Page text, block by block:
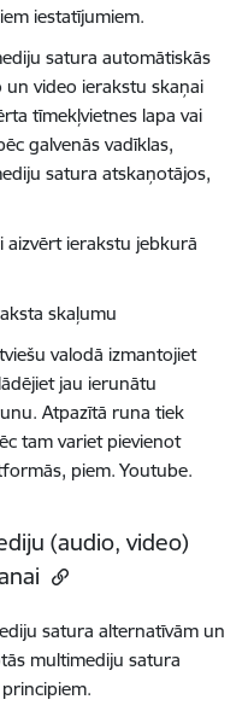
iestatījumiem.
satura automātiskās
video ierakstu skaņai
tīmekļvietnes lapa vai
galvenās vadīklas,
satura atskaņotājos,
aizvērt ierakstu jebkurā
skaļumu
valodā izmantojiet
jau ierunātu
Atpazītā runa tiek
tam variet pievienot
piem. Youtube.
(audio, video)
satura alternatīvām un
multimediju satura